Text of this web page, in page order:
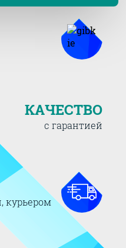
КАЧЕСТВО
с гарантией
курьером